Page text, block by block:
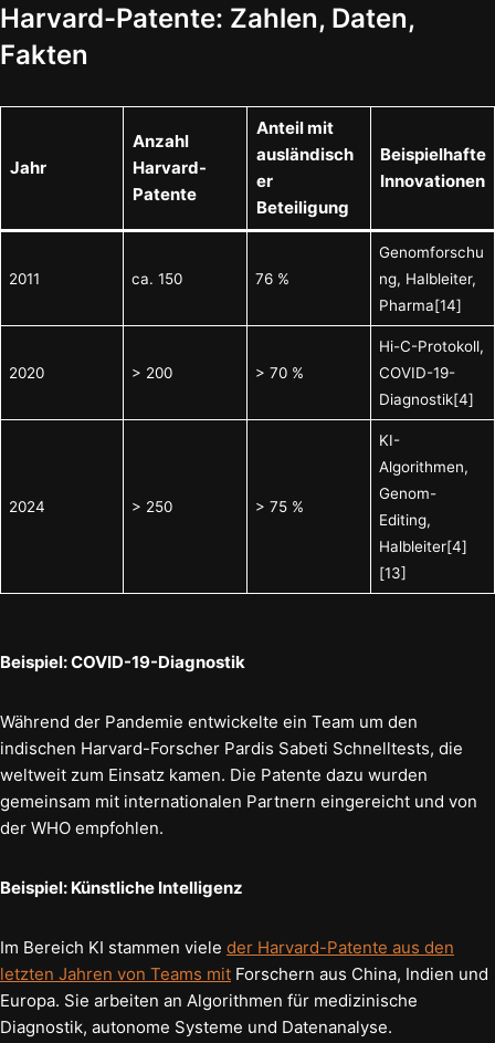
Harvard-Patente: Zahlen, Daten,
Fakten
Jahr
Anzahl
Harvard-
Patente
Anteil mit
ausländisch
er
Beteiligung
Beispielhafte
Innovationen
2011 ca. 150 76 %
Genomforschu
ng, Halbleiter,
Pharma[14]
2020 > 200 > 70 %
Hi-C-Protokoll,
COVID-19-
Diagnostik[4]
2024 > 250 > 75 %
KI-
Algorithmen,
Genom-
Editing,
Halbleiter[4]
[13]
Beispiel: COVID-19-Diagnostik
Während der Pandemie entwickelte ein Team um den
indischen Harvard-Forscher Pardis Sabeti Schnelltests, die
weltweit zum Einsatz kamen. Die Patente dazu wurden
gemeinsam mit internationalen Partnern eingereicht und von
der WHO empfohlen.
Beispiel: Künstliche Intelligenz
Im Bereich KI stammen viele der Harvard-Patente aus den
letzten Jahren von Teams mit Forschern aus China, Indien und
Europa. Sie arbeiten an Algorithmen für medizinische
Diagnostik, autonome Systeme und Datenanalyse.